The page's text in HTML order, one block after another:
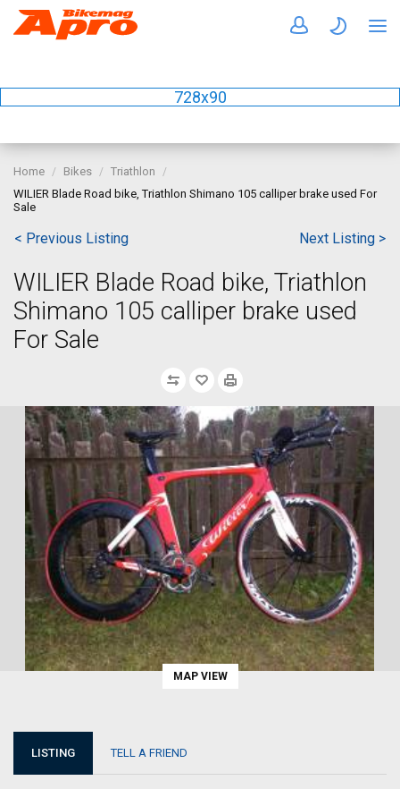
728x90
Home Bikes
Triathlon
WILIER Blade Road bike, Triathlon Shimano 105 calliper brake used For
Sale
< Previous Listing Next Listing >
WILIER Blade Road bike, Triathlon
Shimano 105 calliper brake used
For Sale
MAP VIEW
LISTING TELL A FRIEND